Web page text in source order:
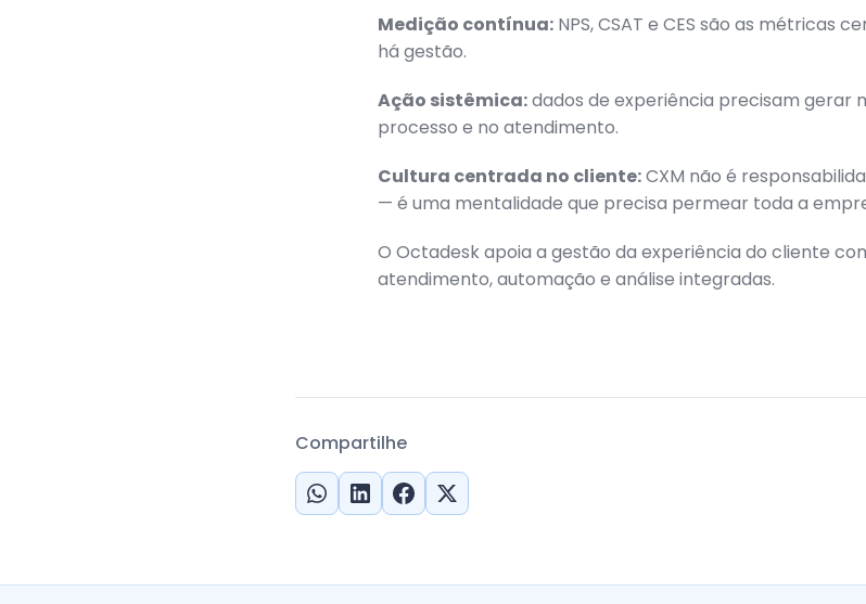
Medição contínua: NPS, CSAT e CES são as métricas
há gestão.
Ação sistêmica:dados de experiência precisam gerar
processo e no atendimento.
Cultura centrada no cliente:CXM não é
— é uma mentalidade que precisa permear toda a
O Octadesk apoia a gestão da experiência do cliente
atendimento, automação e análise integradas.
Compartilhe